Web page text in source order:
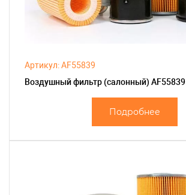
Артикул: AF55839
Воздушный фильтр (салонный) AF55839
Подробнее